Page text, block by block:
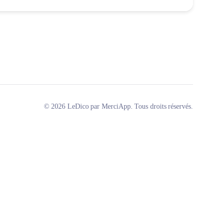
© 2026 LeDico par MerciApp. Tous droits réservés.